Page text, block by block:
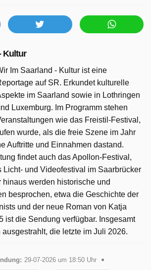
Kultur
Im Saarland - Kultur ist eine
auf SR. Erkundet kulturelle
im Saarland sowie in Lothringen
Luxemburg. Im Programm stehen
wie das Freistil-Festival,
wurde, als die freie Szene im Jahr
Auftritte und Einnahmen dastand.
findet auch das Apollon-Festival,
Licht- und Videofestival im Saarbrücker
hinaus werden historische und
besprochen, etwa die Geschichte der
und der neue Roman von Katja
ist die Sendung verfügbar. Insgesamt
die letzte im Juli 2026.
29-07-2026 um 18:50 Uhr